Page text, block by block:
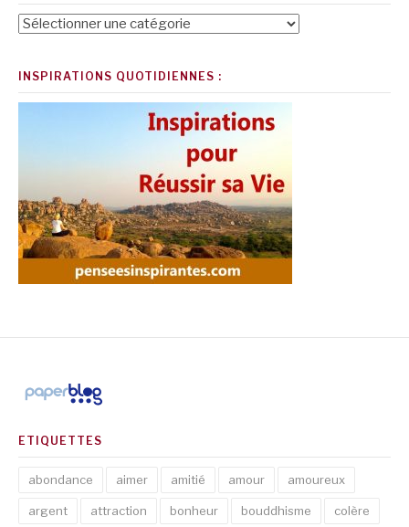
Catégories
INSPIRATIONS QUOTIDIENNES :
ETIQUETTES
abondance aimer amitié amour amoureux
argent attraction bonheur bouddhisme colère